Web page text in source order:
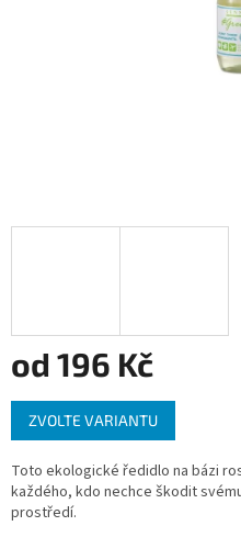
od 196 Kč
Měrná
cena:
ZVOLTE VARIANTU
Toto ekologické ředidlo na bázi
každého, kdo nechce škodit
prostředí.